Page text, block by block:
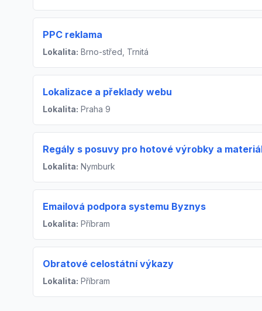
PPC reklama
Lokalita: Brno-střed, Trnitá
Lokalizace a překlady webu
Lokalita: Praha 9
Regály s posuvy pro hotové výrobky a
Lokalita: Nymburk
Emailová podpora systemu Byznys
Lokalita: Příbram
Obratové celostátní výkazy
Lokalita: Příbram